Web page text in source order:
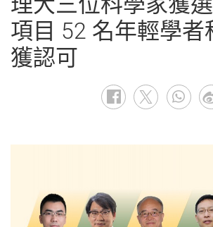
項目 52 名年輕學者
獲認可